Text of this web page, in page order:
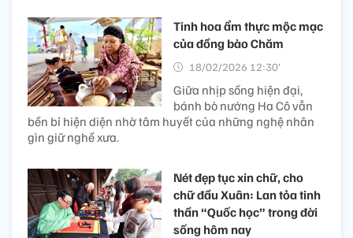
Tinh hoa ẩm thực mộc mạc
của đồng bào Chăm
18/02/2026 12:30’
Giữa nhịp sống hiện đại,
bánh bò nướng Ha Cô vẫn
bền bỉ hiện diện nhờ tâm huyết của những nghệ nhân
gìn giữ nghề xưa.
Nét đẹp tục xin chữ, cho
chữ đầu Xuân: Lan tỏa tinh
thần “Quốc học” trong đời
sống hôm nay